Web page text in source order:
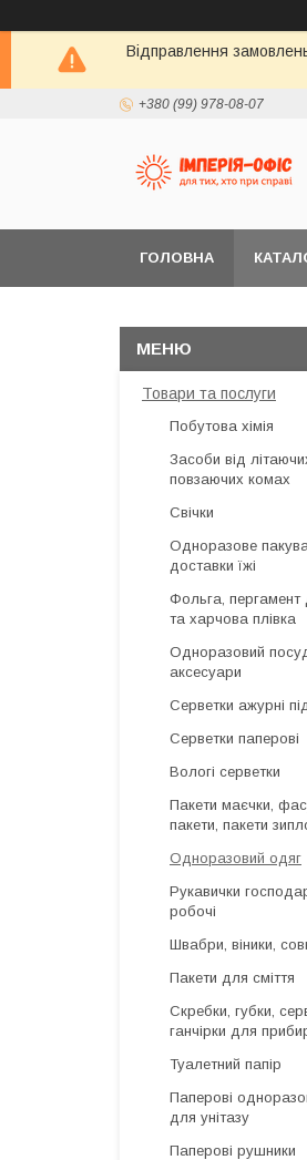
Відправлення
+380 (99) 978-08-07
ГОЛОВНА
Товари та послуги
Побутова хімія
Засоби від
повзаючих комах
Свічки
Одноразове
доставки їжі
Фольга, пергамент
та харчова плівка
Одноразовий
аксесуари
Серветки ажурні
Серветки паперові
Вологі серветки
Пакети маєчки,
пакети, пакети
Одноразовий одяг
Рукавички
робочі
Швабри, віники,
Пакети для сміття
Скребки, губки,
ганчірки для
Туалетний папір
Паперові
для унітазу
Паперові рушники